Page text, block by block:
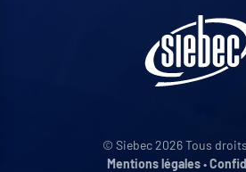
© Siebec 2026 Tous
Mentions légales•